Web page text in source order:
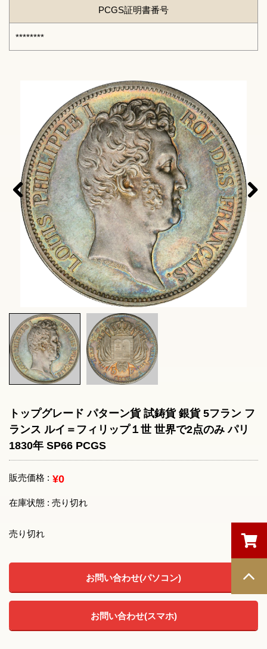
PCGS証明書番号
********
Pre
viou
Nex
トップグレード パターン貨 試鋳貨 銀貨 5フラン フ
ランス ルイ＝フィリップ１世 世界で2点のみ パリ
1830年 SP66 PCGS
販売価格 : ¥0
在庫状態 : 売り切れ
売り切れ
お問い合わせ(パソコン)
お問い合わせ(スマホ)